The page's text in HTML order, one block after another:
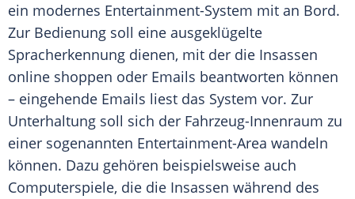
ein modernes Entertainment-System mit an Bord.
Zur Bedienung soll eine ausgeklügelte
Spracherkennung dienen, mit der die Insassen
online shoppen oder Emails beantworten können
– eingehende Emails liest das System vor. Zur
Unterhaltung soll sich der Fahrzeug-Innenraum zu
einer sogenannten Entertainment-Area wandeln
können. Dazu gehören beispielsweise auch
Computerspiele, die die Insassen während des